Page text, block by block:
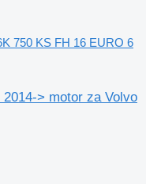
750 KS FH 16 EURO 6
> motor za Volvo